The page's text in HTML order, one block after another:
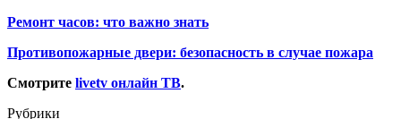
Ремонт часов: что важно знать
Противопожарные двери: безопасность в случае пожара
Смотрите livetv онлайн ТВ.
Рубрики